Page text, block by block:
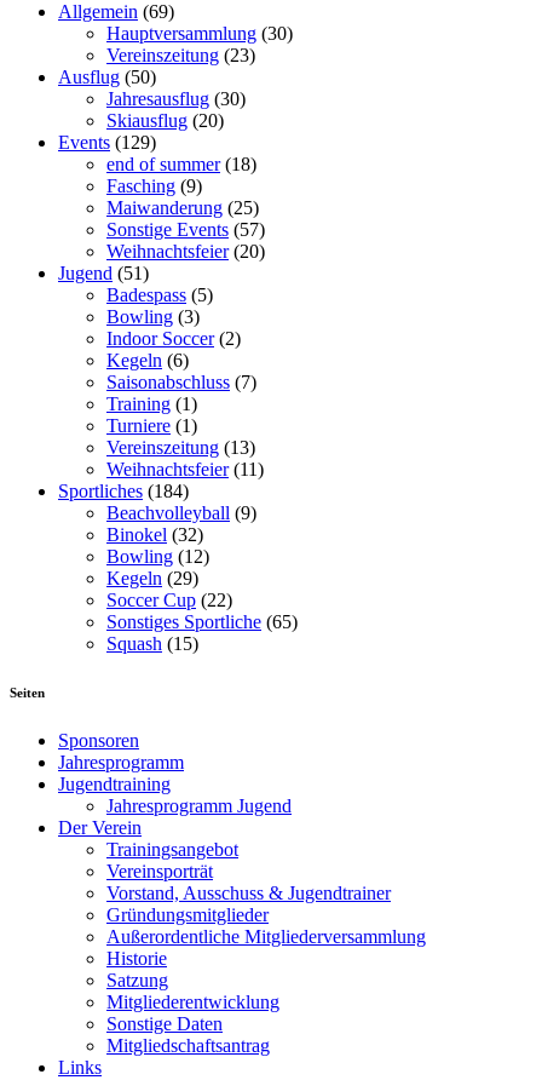
Allgemein (69)
Hauptversammlung (30)
Vereinszeitung (23)
Ausflug (50)
Jahresausflug (30)
Skiausflug (20)
Events (129)
end of summer(18)
Fasching (9)
Maiwanderung (25)
Sonstige Events (57)
Weihnachtsfeier(20)
Jugend (51)
Badespass (5)
Bowling (3)
Indoor Soccer(2)
Kegeln (6)
Saisonabschluss (7)
Training (1)
Turniere (1)
Vereinszeitung (13)
Weihnachtsfeier(11)
Sportliches (184)
Beachvolleyball (9)
Binokel (32)
Bowling (12)
Kegeln (29)
Soccer Cup (22)
Sonstiges Sportliche (65)
Squash (15)
Seiten
Sponsoren
Jahresprogramm
Jugendtraining
Jahresprogramm Jugend
Der Verein
Trainingsangebot
Vereinsporträt
Vorstand, Ausschuss & Jugendtrainer
Gründungsmitglieder
Außerordentliche Mitgliederversammlung
Historie
Satzung
Mitgliederentwicklung
Sonstige Daten
Mitgliedschaftsantrag
Links